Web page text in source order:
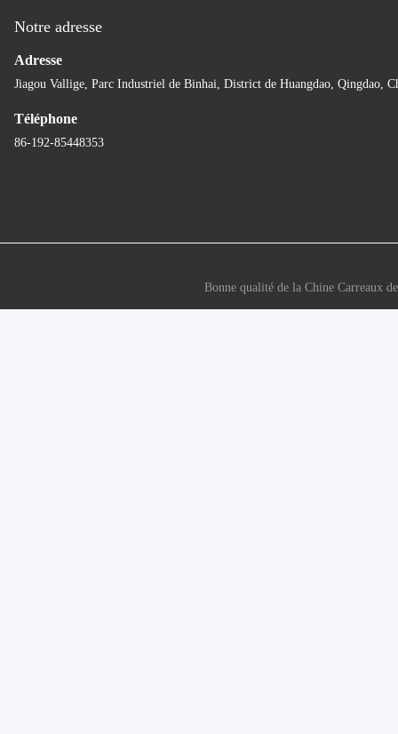
Notre adresse
Adresse
Jiagou Vallige, Parc Industriel de Binhai, District de Huangdao, Qingdao,
Téléphone
86-192-85448353
Bonne qualité de la Chine Carreaux